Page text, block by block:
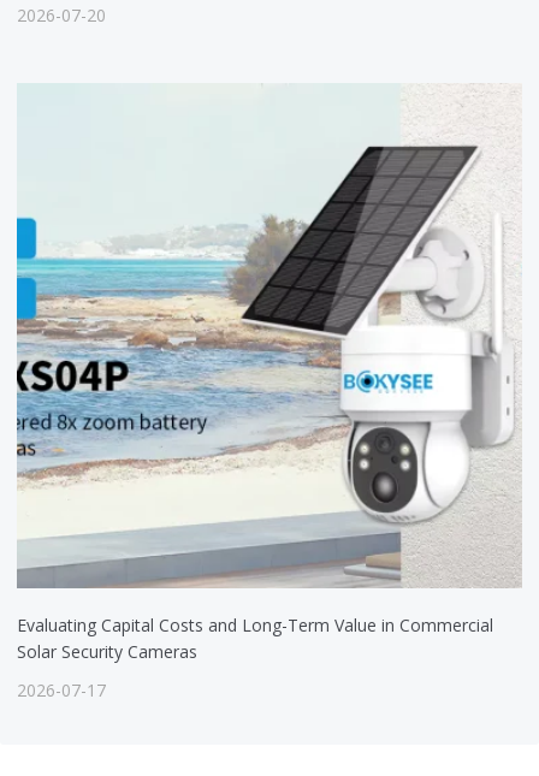
2026-07-20
Evaluating Capital Costs and Long-Term Value in Commercial
Solar Security Cameras
2026-07-17